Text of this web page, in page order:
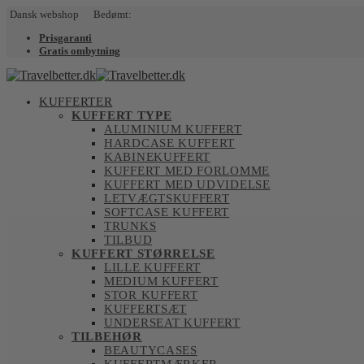
Dansk webshop Bedømt:
Prisgaranti
Gratis ombytning
KUFFERTER
KUFFERT TYPE
ALUMINIUM KUFFERT
HARDCASE KUFFERT
KABINEKUFFERT
KUFFERT MED FORLOMME
KUFFERT MED UDVIDELSE
LETVÆGTSKUFFERT
SOFTCASE KUFFERT
TRUNKS
TILBUD
KUFFERT STØRRELSE
LILLE KUFFERT
MEDIUM KUFFERT
STOR KUFFERT
KUFFERTSÆT
UNDERSEAT KUFFERT
TILBEHØR
BEAUTYCASES